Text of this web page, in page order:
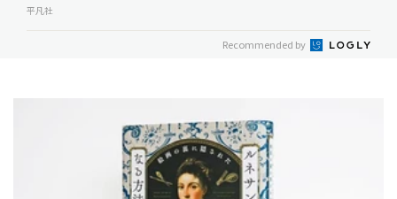
平凡社
Recommended by